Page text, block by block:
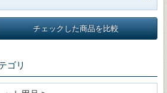
チェックした商品を比較
ゴリ